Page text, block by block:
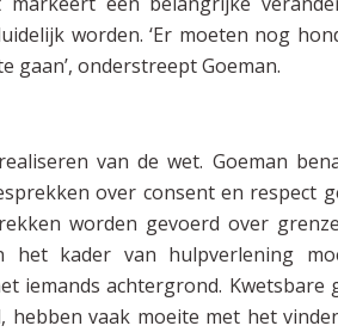
worden. ‘Er moeten nog
gaan’, onderstreept Goeman.
van de wet. Goeman
over consent en respect
worden gevoerd over
het kader van hulpverlening
iemands achtergrond. Kwetsbare
vaak moeite met het